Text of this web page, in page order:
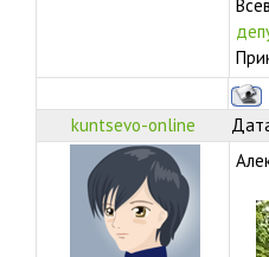
kuntsevo-online